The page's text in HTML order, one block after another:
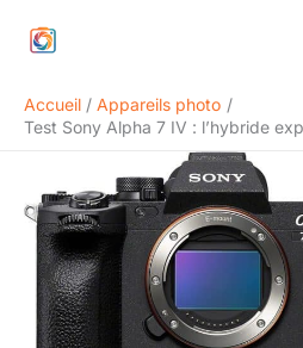
Accueil
Appareils photo
Test Sony Alpha 7 IV : l’hybride